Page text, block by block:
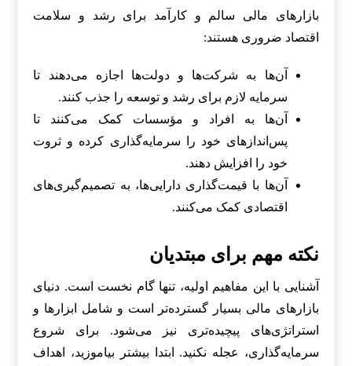
بازارهای مالی سالم و کارآمد برای رشد و سلامت
اقتصاد ضروری هستند:
آن‌ها به شرکت‌ها و دولت‌ها اجازه می‌دهند تا
سرمایه لازم برای رشد و توسعه را جذب کنند.
آن‌ها به افراد و مؤسسات کمک می‌کنند تا
پس‌اندازهای خود را سرمایه‌گذاری کرده و ثروت
خود را افزایش دهند.
آن‌ها با قیمت‌گذاری دارایی‌ها، به تصمیم‌گیری‌های
اقتصادی کمک می‌کنند.
نکته مهم برای مبتدیان
آشنایی با این مفاهیم اولیه، تنها گام نخست است. دنیای
بازارهای مالی بسیار گسترده‌تر است و شامل ابزارها و
استراتژی‌های پیچیده‌تری نیز می‌شود. برای شروع
سرمایه‌گذاری، عجله نکنید. ابتدا بیشتر بیاموزید، اهداف